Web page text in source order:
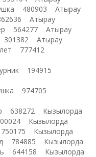
480903 Атырау
Атырау
564277 Атырау
Атырау
777412
194915
974705
638272 Кызылорда
Кызылорда
Кызылорда
Кызылорда
644158 Кызылорда